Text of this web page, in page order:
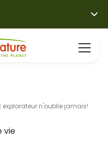
n'oublie jamais!
vie